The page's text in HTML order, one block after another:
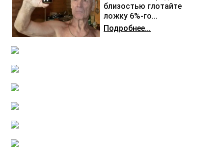
близостью глотайте
ложку 6%-го...
Подробнее...